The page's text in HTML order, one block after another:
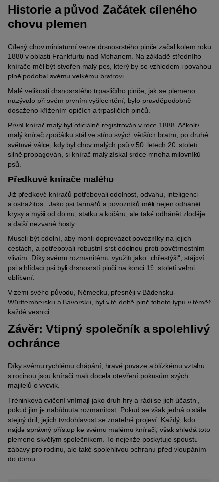
Historie a původ Začátek cíleného
chovu plemen
Cílený chov miniaturní verze drsnosrstého pinče začal kolem roku
1880 v oblasti Frankfurtu nad Mohanem. Na základě středního
knírače měl být stvořen malý pes, který by se vzhledem i povahou
plně podobal svému velkému bratrovi.
Malé velikosti drsnosrstého trpasličího pinče, jak se plemeno
nazývalo při svém prvním vyšlechtění, bylo pravděpodobně
dosaženo křížením opičích a trpasličích pinčů.
První knírač malý byl oficiálně registrován v roce 1888. Ačkoliv
malý knírač zpočátku stál ve stínu svých větších bratrů, po druhé
světové válce, kdy byl chov malých psů v 50. letech 20. století
silně propagován, si knírač malý získal srdce mnoha milovníků
psů.
Předkové knírače malého
Již předkové kníračů potřebovali odolnost, odvahu, inteligenci
a ostražitost. Jako psi farmářů a povozníků měli nejen odhánět
krysy a myši od domu, statku a kočáru, ale také odhánět zloděje
a další nezvané hosty.
Museli být odolní, aby mohli doprovázet povozníky na jejich
cestách, a potřebovali robustní srst odolnou proti povětrnostním
vlivům. Díky svému rozmanitému využití jako „chřestýši“, stájoví
psi a hlídací psi byli drsnosrstí pinči na konci 19. století velmi
oblíbení.
V zemi svého původu, Německu, přesněji v Bádensku-
Württembersku a Bavorsku, byl v té době pinč tohoto typu v téměř
každé vesnici.
Závěr: Vtipný společník a spolehlivý
ochránce
Díky svému rychlému chápání, hravé povaze a blízkému vztahu
s rodinou jsou knírači malí docela otevření pokusům svých
majitelů o výcvik.
Tréninková cvičení vnímají jako druh hry a rádi se jich účastní,
pokud jim je nabídnuta rozmanitost. Pokud se však jedná o stále
stejný dril, jejich tvrdohlavost se znatelně projeví. Každý, kdo
najde správný přístup ke svému malému knírači, však shledá toto
plemeno skvělým společníkem. To nejenže poskytuje spoustu
zábavy pro rodinu, ale také spolehlivou ochranu před vloupáním
do domu.